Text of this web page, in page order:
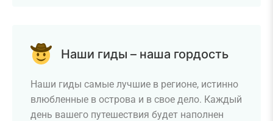
Наши гиды – наша гордость
Наши гиды самые лучшие в регионе, истинно
влюбленные в острова и в свое дело. Каждый
день вашего путешествия будет наполнен